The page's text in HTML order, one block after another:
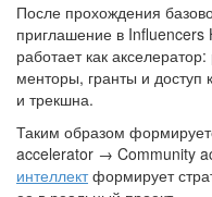
После прохождения
приглашение в Influencers
работает как
менторы, гранты и доступ
и трекшна.
Таким образом
accelerator → Community
интеллектформирует